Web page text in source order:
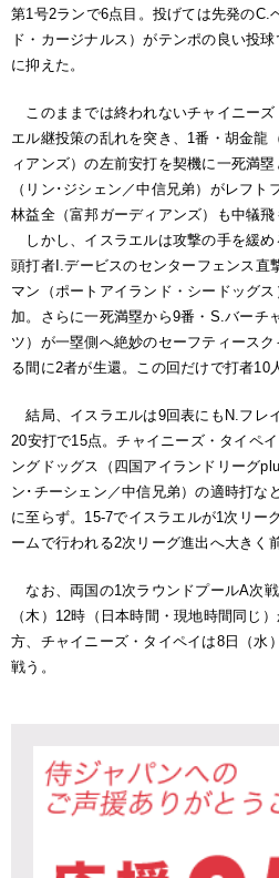
第1号2ランで6点目。投げては先発のC.
ド・カージナルス）がテンポの良い投
に抑えた。
このままでは終われないチャイニーズ
エル継投策の乱れを突き、1番・胡金龍
ィアンズ）の左前安打を契機に一死満
（リン･ジシェン／中信兄弟）がレフト
林益全（富邦ガーディアンズ）も中犠飛
しかし、イスラエルは攻撃の手を緩
頭打者I.デービスのセンターフェンス直
マン（ポートアイランド・シードッグ
加。さらに一死満塁から9番・S.バーチ
ツ）が一塁側へ絶妙のセーフティース
る間に2者が生還。この回だけで打者10
結局、イスラエルは9回表にもN.フレ
20安打で15点。チャイニーズ・タイペ
ングドッグス（四国アイランドリーグ
ン･チーシェン／中信兄弟）の適時打な
に至らず。15‐7でイスラエルが1次リー
ームで行われる2次リーグ進出へ大きく
なお、両国の1次ラウンドプールA次
（木）12時（日本時間・現地時間同じ
方、チャイニーズ・タイペイは8日（水
戦う。